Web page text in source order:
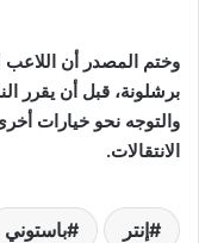
وختم المصدر أن
برشلونة، قبل أن يقرر
والتوجه نحو خيارات
الانتقالات.
إنتر باستوني